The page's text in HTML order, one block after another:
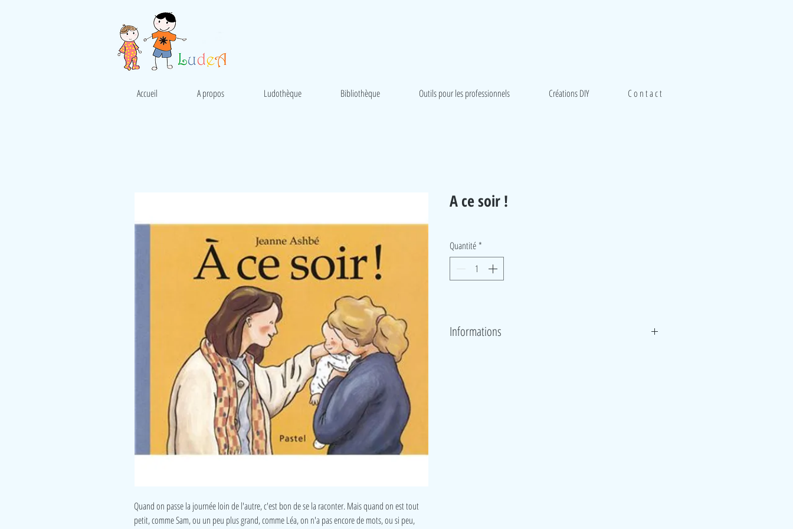
Accueil A propos Ludothèque Bibliothèque Outils pour les professionnels Créations DIY C o n t a c t
Quand on passe la journée loin de l'autre, c'est bon de se la raconter. Mais quand on est tout
petit, comme Sam, ou un peu plus grand, comme Léa, on n'a pas encore de mots, ou si peu,
A ce soir !
Quantité *
Informations